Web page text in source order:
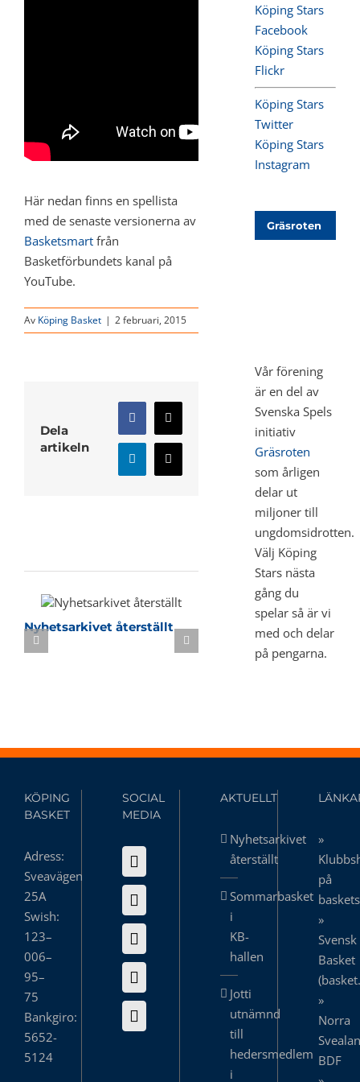
Här nedan finns en spellista
med de senaste versionerna av
Basketsmart från
Basketförbundets kanal på
YouTube.
Av Köping Basket | 2 februari, 2015
Dela
artikeln
Facebook
X
LinkedInE-
post
Nyhetsarkivet återställt Sommarbasket i KB-
Köping Stars
Facebook
Köping Stars
Flickr
Köping Stars
Twitter
Köping Stars
Instagram
Gräsroten
Vår förening
är en del av
Svenska Spels
initiativ
Gräsroten
som årligen
delar ut
miljoner till
ungdomsidrotten.
Välj Köping
Stars nästa
gång du
spelar så är vi
med och delar
på pengarna.
KÖPING
BASKET
Adress:
Sveavägen
25A
Swish:
123–
006–
95–
75
Bankgiro:
5652-
5124
SOCIAL
MEDIA
AKTUELLT
Nyhetsarkivet
återställt
Sommarbasket
i
KB-
hallen
Jotti
utnämnd
till
hedersmedlem
i
»
på
»
Svensk
Basket
»
Norra
BDF